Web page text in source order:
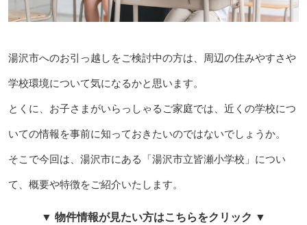
湯沢市へのお引っ越しをご検討中の方は、周辺の住みやすさや
学校環境について気になるかと思います。
とくに、お子さまがいらっしゃるご家庭では、近くの学校につ
いての情報を事前に知っておきたいのではないでしょうか。
そこで今回は、湯沢市にある「湯沢市立皆瀬小学校」につい
て、概要や特徴をご紹介いたします。
▼ 物件情報が見たい方はこちらをクリック ▼